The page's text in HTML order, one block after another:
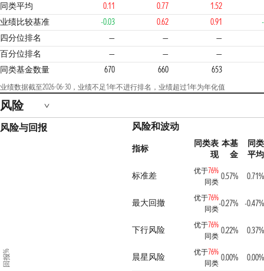
同类平均
0.11 0.77
1.52
业绩比较基准
-0.03 0.62 0.91
四分位排名
— — —
1
百分位排名 — —
—
同类基金数量
670 660 653
业绩数据截至2026-06-30，业绩不足1年不进行排名，业绩超过1年为年化值
风险
风险与回报
回报%
风险和波动
指标
同类表
现
本基
金
同类
平均
标准差
优于76%
同类
0.57% 0.71%
最大回撤 优于76%
同类
-0.27% -0.47%
下行风险 优于76%
同类
0.22% 0.37%
晨星风险 优于76%
同类
0.00% 0.00%